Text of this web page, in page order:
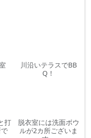
川沿いテラスでBB
Q！
打
脱衣室には洗面ボウ
ルが2カ所ございま